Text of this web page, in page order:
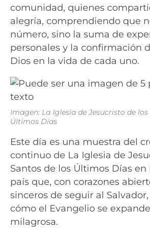
comunidad, quienes
alegría, comprendiendo que
número, sino la suma de
personales y la confirmación
Dios en la vida de cada uno.
Imagen: La Iglesia de Jesucristo de
Últimos Días
Este día es una muestra del
continuo de La Iglesia de
Santos de los Últimos Días en
país que, con corazones
sinceros de seguir al
cómo el Evangelio se
milagrosa.